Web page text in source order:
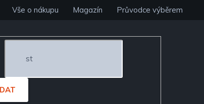
Vše o nákupu Magazín Průvodce výběrem